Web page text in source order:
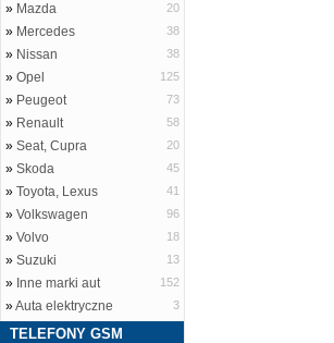
» Mazda 20
» Mercedes 38
» Nissan 38
» Opel 125
» Peugeot 73
» Renault 58
» Seat, Cupra 20
» Skoda 45
» Toyota, Lexus 41
» Volkswagen 96
» Volvo 18
» Suzuki 13
» Inne marki aut 152
»Auta elektryczne 3
TELEFONY GSM